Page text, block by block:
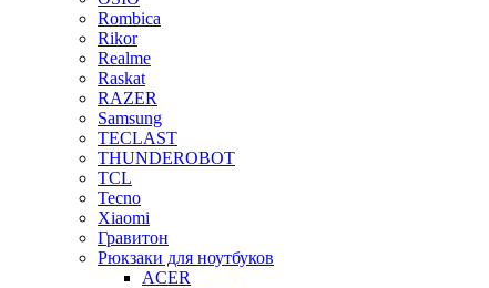
Rombica
Rikor
Realme
Raskat
RAZER
Samsung
TECLAST
THUNDEROBOT
TCL
Tecno
Xiaomi
Гравитон
Рюкзаки для ноутбуков
ACER